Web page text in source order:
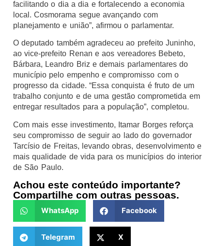
facilitando o dia a dia e fortalecendo a economia
local. Cosmorama segue avançando com
planejamento e união”, afirmou o parlamentar.
O deputado também agradeceu ao prefeito Juninho,
ao vice-prefeito Renan e aos vereadores Bebeto,
Bárbara, Leandro Briz e demais parlamentares do
município pelo empenho e compromisso com o
progresso da cidade. “Essa conquista é fruto de um
trabalho conjunto e de uma gestão comprometida em
entregar resultados para a população”, completou.
Com mais esse investimento, Itamar Borges reforça
seu compromisso de seguir ao lado do governador
Tarcísio de Freitas, levando obras, desenvolvimento e
mais qualidade de vida para os municípios do interior
de São Paulo.
Achou este conteúdo importante?
Compartilhe com outras pessoas.
WhatsApp Facebook
Telegram X